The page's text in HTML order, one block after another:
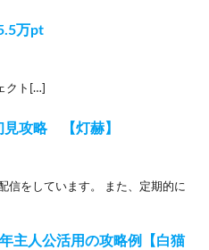
万pt
クト[…]
見攻略 【灯赫】
信をしています。 また、定期的に
主人公活用の攻略例【白猫